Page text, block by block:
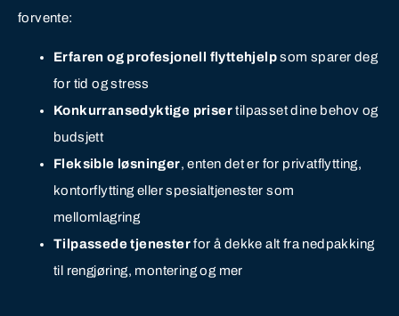
forvente:
Erfaren og profesjonell flyttehjelpsom sparer deg
for tid og stress
Konkurransedyktige prisertilpasset dine behov og
budsjett
Fleksible løsninger, enten det er for privatflytting,
kontorflytting eller spesialtjenester som
mellomlagring
Tilpassede tjenesterfor å dekke alt fra nedpakking
til rengjøring, montering og mer